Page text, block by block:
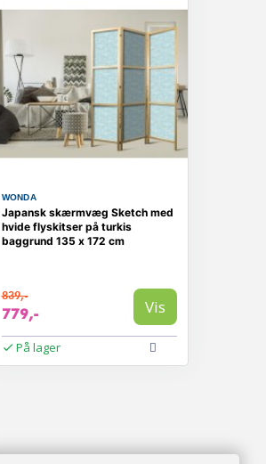
WONDA
Japansk skærmvæg Sketch med
hvide flyskitser på turkis
baggrund 135 x 172 cm
839,-
779,- Vis
På lager